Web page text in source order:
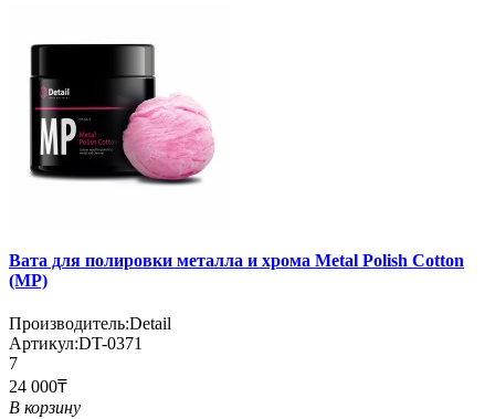
Вата для полировки металла и хрома Metal Polish Cotton
(MP)
Производитель:Detail
Артикул:DT-0371
7
24 000₸
В корзину